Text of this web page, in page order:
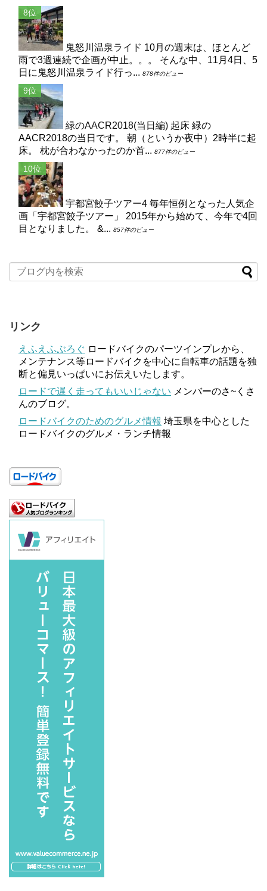
鬼怒川温泉ライド 10月の週末は、ほとんど
雨で3週連続で企画が中止。。。 そんな中、11月4日、5
日に鬼怒川温泉ライド行っ... 878件のビュー
緑のAACR2018(当日編) 起床 緑の
AACR2018の当日です。 朝（というか夜中）2時半に起
床。 枕が合わなかったのか首... 877件のビュー
宇都宮餃子ツアー4 毎年恒例となった人気企
画「宇都宮餃子ツアー」 2015年から始めて、今年で4回
目となりました。 &... 857件のビュー
リンク
えふえふぶろぐ ロードバイクのパーツインプレから、
メンテナンス等ロードバイクを中心に自転車の話題を独
断と偏見いっぱいにお伝えいたします。
ロードで遅く走ってもいいじゃない メンバーのさ~くさ
んのブログ。
ロードバイクのためのグルメ情報 埼玉県を中心とした
ロードバイクのグルメ・ランチ情報